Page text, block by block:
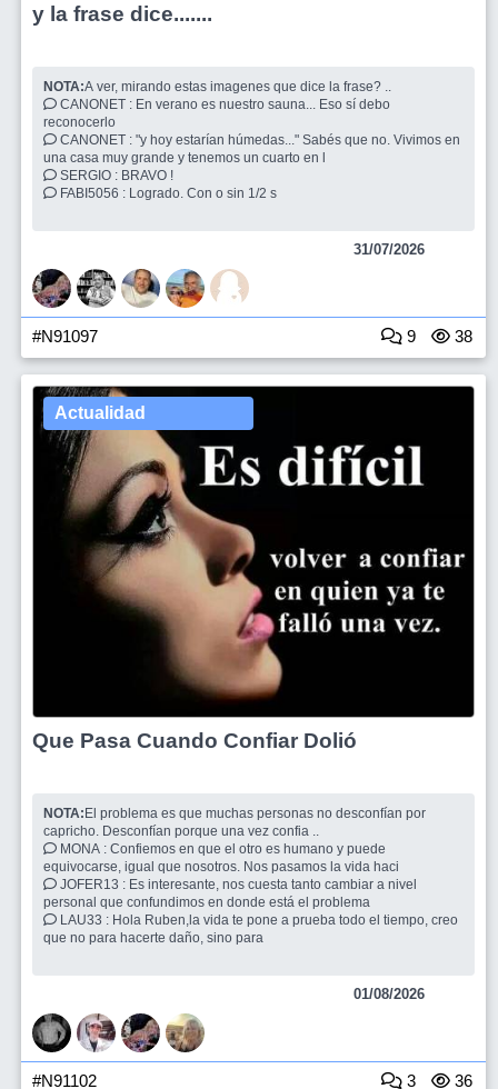
y la frase dice.......
NOTA:
A ver, mirando estas imagenes que dice la frase? ..
CANONET : En verano es nuestro sauna... Eso sí debo
reconocerlo
CANONET : "y hoy estarían húmedas..." Sabés que no. Vivimos en
una casa muy grande y tenemos un cuarto en l
SERGIO : BRAVO !
FABI5056 : Logrado. Con o sin 1/2 s
31/07/2026
#N91097 9 38
Actualidad
Que Pasa Cuando Confiar Dolió
NOTA: El problema es que muchas personas no desconfían por
capricho. Desconfían porque una vez confia ..
MONA : Confiemos en que el otro es humano y puede
equivocarse, igual que nosotros. Nos pasamos la vida haci
JOFER13 : Es interesante, nos cuesta tanto cambiar a nivel
personal que confundimos en donde está el problema
LAU33 : Hola Ruben,la vida te pone a prueba todo el tiempo, creo
que no para hacerte daño, sino para
01/08/2026
#N91102 3 36